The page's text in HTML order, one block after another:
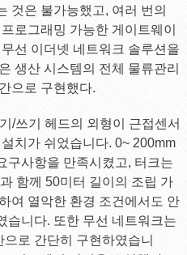
것은 불가능했고, 여러 번의
로그래밍 가능한 게이트웨이
선 이더넷 네트워크 솔루션을
생산 시스템의 전체 물류관리
으로 구현했다.
/쓰기 헤드의 외형이 근접센서
치가 쉬었습니다. 0~ 200mm
구사항을 만족시켰고, 터크는
함께 50미터 길이의 조립 가
여 열악한 환경 조건에서도 안
습니다. 또한 무선 네트워크는
로 간단히 구현하였습니